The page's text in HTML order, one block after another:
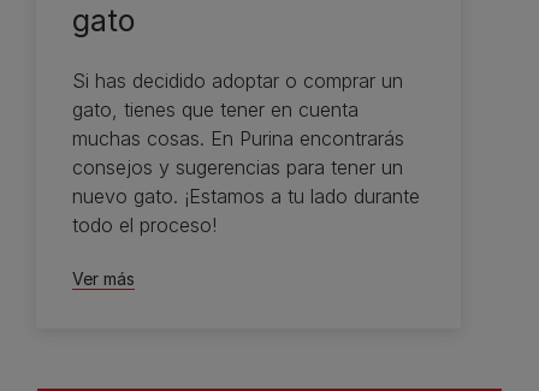
gato
Si has decidido adoptar o comprar un
gato, tienes que tener en cuenta
muchas cosas. En Purina encontrarás
consejos y sugerencias para tener un
nuevo gato. ¡Estamos a tu lado durante
todo el proceso!
Ver más